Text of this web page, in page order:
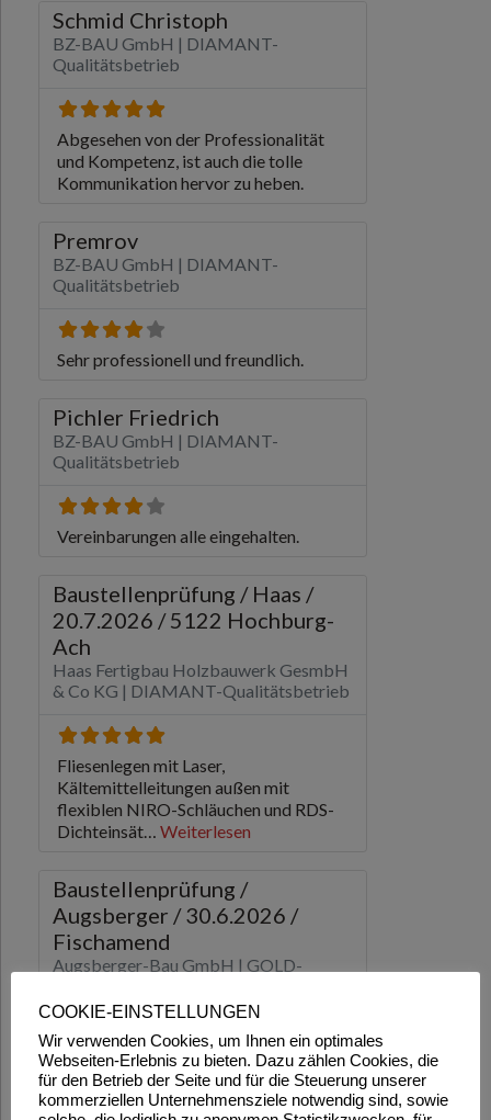
COOKIE-EINSTELLUNGEN
Wir verwenden Cookies, um Ihnen ein optimales
Webseiten-Erlebnis zu bieten. Dazu zählen Cookies, die
für den Betrieb der Seite und für die Steuerung unserer
kommerziellen Unternehmensziele notwendig sind, sowie